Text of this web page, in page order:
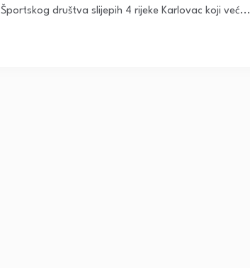
društva slijepih 4 rijeke Karlovac koji već...